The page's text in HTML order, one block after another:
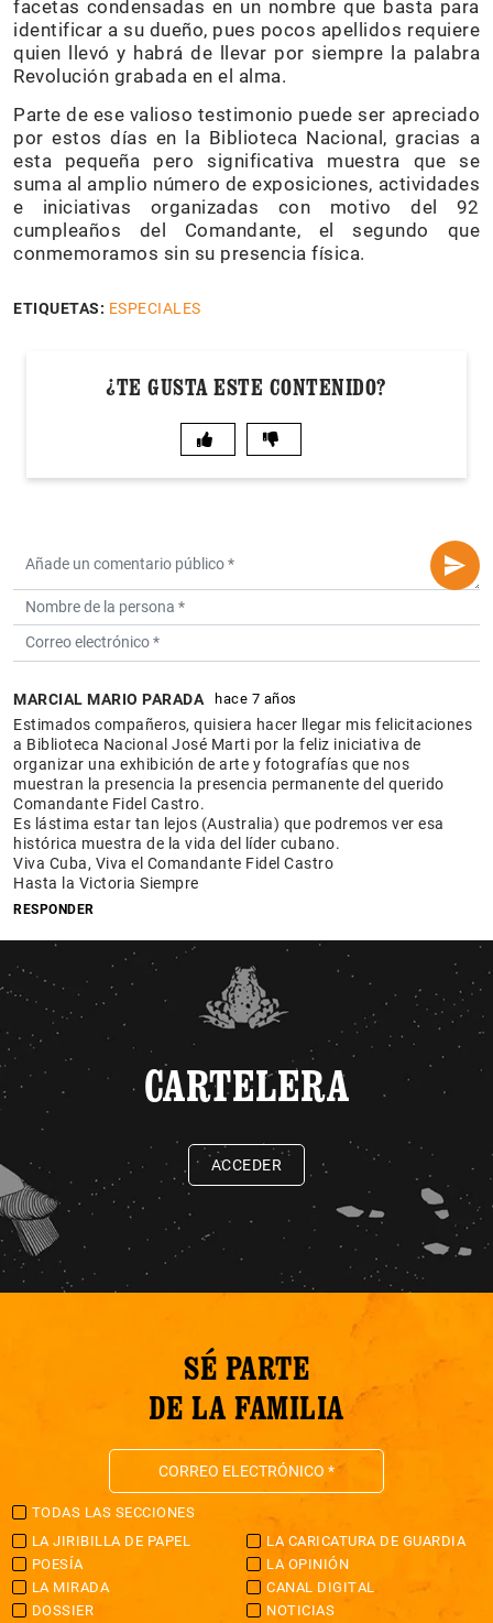
facetas condensadas en un nombre que basta para
identificar a su dueño, pues pocos apellidos requiere
quien llevó y habrá de llevar por siempre la palabra
Revolución grabada en el alma.
Parte de ese valioso testimonio puede ser apreciado
por estos días en la Biblioteca Nacional, gracias a
esta pequeña pero significativa muestra que se
suma al amplio número de exposiciones, actividades
e iniciativas organizadas con motivo del 92
cumpleaños del Comandante, el segundo que
conmemoramos sin su presencia física.
ETIQUETAS: ESPECIALES
¿TE GUSTA ESTE CONTENIDO?
MARCIAL MARIO PARADA hace 7 años
Estimados compañeros, quisiera hacer llegar mis felicitaciones
a Biblioteca Nacional José Marti por la feliz iniciativa de
organizar una exhibición de arte y fotografías que nos
muestran la presencia la presencia permanente del querido
Comandante Fidel Castro.
Es lástima estar tan lejos (Australia) que podremos ver esa
histórica muestra de la vida del líder cubano.
Viva Cuba, Viva el Comandante Fidel Castro
Hasta la Victoria Siempre
RESPONDER
CARTELERA
ACCEDER
SÉ PARTE
DE LA FAMILIA
TODAS LAS SECCIONES
LA JIRIBILLA DE PAPEL
LA CARICATURA DE GUARDIA
POESÍA
LA OPINIÓN
LA MIRADA
CANAL DIGITAL
DOSSIER
NOTICIAS